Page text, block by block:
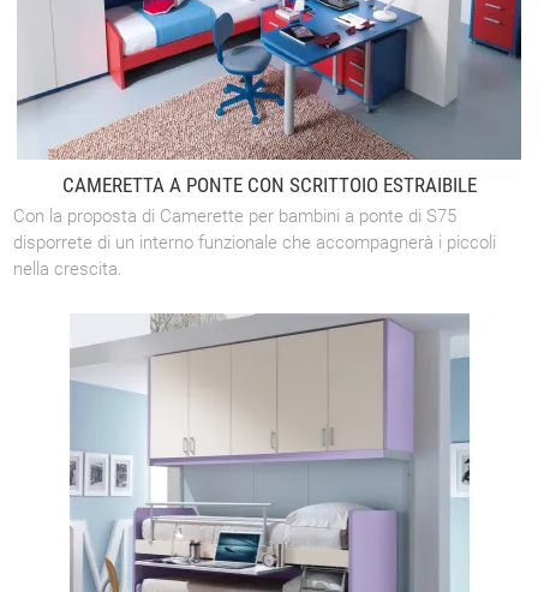
CAMERETTA A PONTE CON SCRITTOIO ESTRAIBILE
Con la proposta di Camerette per bambini a ponte di S75
disporrete di un interno funzionale che accompagnerà i piccoli
nella crescita.